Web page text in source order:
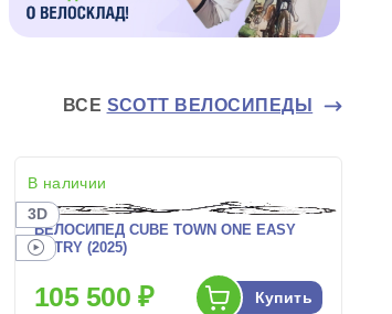
ВСЕ SCOTT ВЕЛОСИПЕДЫ
В наличии
3D
ВЕЛОСИПЕД CUBE TOWN ONE EASY
ENTRY (2025)
105 500 ₽ Купить